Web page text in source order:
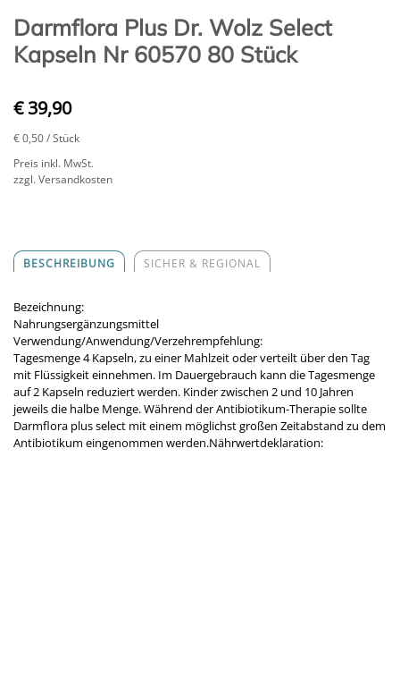
Darmflora Plus Dr. Wolz Select
Kapseln Nr 60570 80 Stück
€ 39,90
€ 0,50/ Stück
Preis inkl. MwSt.
zzgl. Versandkosten
BESCHREIBUNG SICHER & REGIONAL
Bezeichnung:
Nahrungsergänzungsmittel
Verwendung/Anwendung/Verzehrempfehlung:
Tagesmenge 4 Kapseln, zu einer Mahlzeit oder verteilt über den Tag
mit Flüssigkeit einnehmen. Im Dauergebrauch kann die Tagesmenge
auf 2 Kapseln reduziert werden. Kinder zwischen 2 und 10 Jahren
jeweils die halbe Menge. Während der Antibiotikum-Therapie sollte
Darmflora plus select mit einem möglichst großen Zeitabstand zu dem
Antibiotikum eingenommen werden.Nährwertdeklaration: